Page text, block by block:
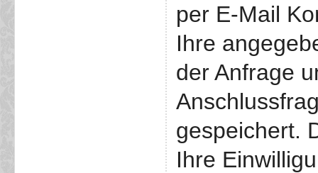
per E-Mail
Ihre
der Anfrage
gespeichert.
Ihre